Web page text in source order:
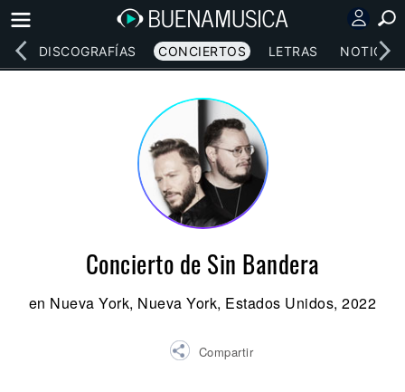
DISCOGRAFÍAS CONCIERTOS LETRAS NOTICIAS
Concierto de Sin Bandera
en Nueva York, Nueva York, Estados Unidos, 2022
Compartir